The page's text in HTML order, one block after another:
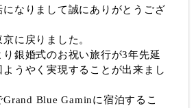
になりまして誠にありがとうござ
に戻りました。
り銀婚式のお祝い旅行が3年先延
うやく実現することが出来まし
Blue Gaminに宿泊するこ